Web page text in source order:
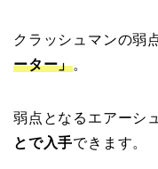
クラッシュマンの弱
ーター」。
弱点となるエアーシ
とで入手できます。